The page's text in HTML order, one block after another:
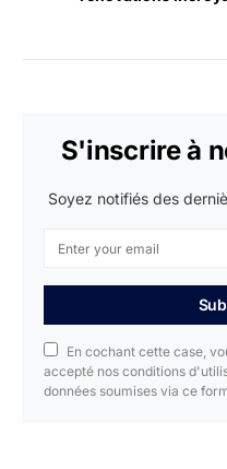
S'inscrire à
Soyez notifiés des
En cochant cette case,
accepté nos conditions
données soumises via ce